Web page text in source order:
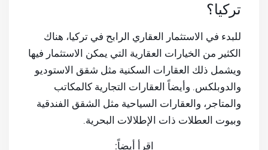
تركيا؟
للبدء في الاستثمار العقاري الرابح في تركيا، هناك
الكثير من الخيارات العقارية التي يمكن الاستثمار فيها
ويشمل ذلك العقارات السكنية مثل شقق الاستوديو
والدوبلكس. وأيضاً العقارات التجارية كالمكاتب
والمتاجر، والعقارات السياحية مثل الشقق الفندقية
وبيوت العطلات ذات الإطلالات البحرية.
اقرأ أيضاً: